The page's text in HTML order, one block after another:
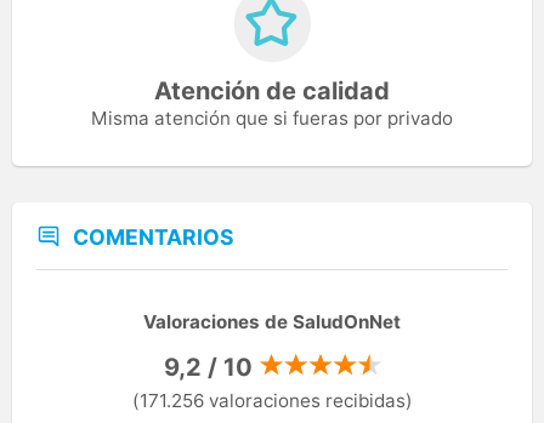
Atención de calidad
Misma atención que si fueras por privado
COMENTARIOS
Valoraciones de SaludOnNet
9,2 / 10
(171.256 valoraciones recibidas)